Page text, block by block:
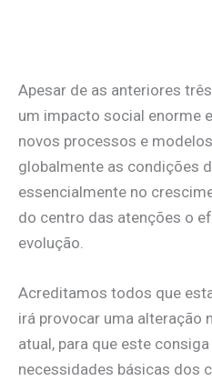
Apesar de as anteriores
um impacto social enorme
novos processos e
globalmente as condições
essencialmente no
do centro das atenções o
evolução.
Acreditamos todos que
irá provocar uma alteração
atual, para que este
necessidades básicas dos